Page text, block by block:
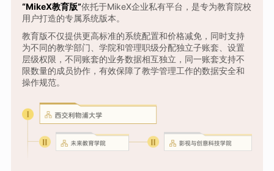
“MikeX教育版”依托于MikeX企业私有平台，是专为教育院校
用户打造的专属系统版本。
教育版不仅提供更高标准的系统配置和价格减免，同时支持
为不同的教学部门、学院和管理职级分配独立子账套、设置
层级权限，不同账套的业务数据相互独立，同一账套支持不
限数量的成员协作，有效保障了教学管理工作的数据安全和
操作规范。